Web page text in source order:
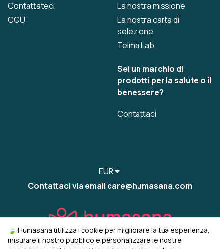
Contattateci
CGU
La nostra missione
La nostra carta di
selezione
Telma Lab
Sei un marchio di
prodotti per la salute o il
benessere?
Contattaci
EUR
Contattaci via email care@humasana.com
🍃 Humasana utilizza i cookie per migliorare la tua esperienza,
misurare il nostro pubblico e personalizzare le nostre